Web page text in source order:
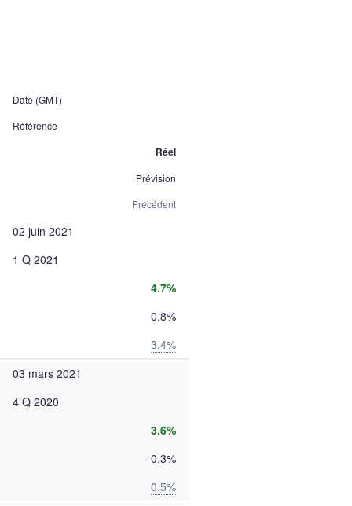
Date (GMT)
Référence
Réel
Prévision
Précédent
02 juin 2021
1 Q 2021
4.7%
0.8%
3.4%
03 mars 2021
4 Q 2020
3.6%
-0.3%
0.5%